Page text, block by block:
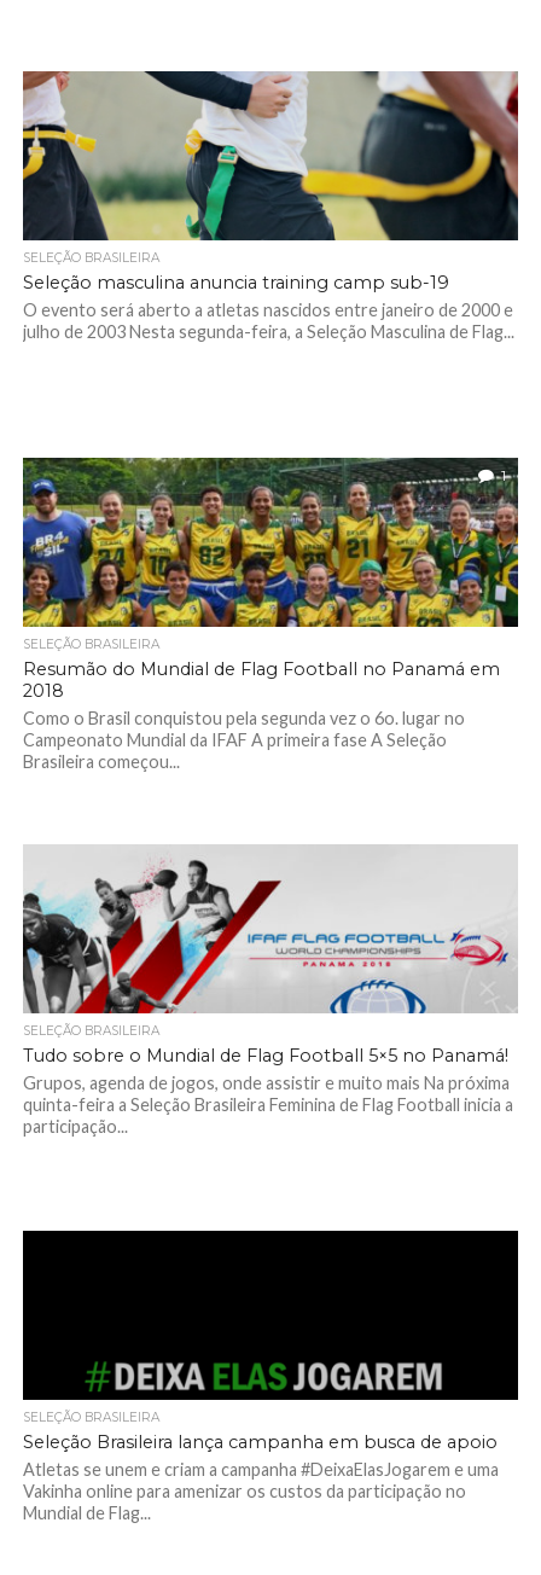
SELEÇÃO BRASILEIRA
Seleção masculina anuncia training camp sub-19
O evento será aberto a atletas nascidos entre janeiro de 2000 e
julho de 2003 Nesta segunda-feira, a Seleção Masculina de Flag...
1
SELEÇÃO BRASILEIRA
Resumão do Mundial de Flag Football no Panamá em
2018
Como o Brasil conquistou pela segunda vez o 6o. lugar no
Campeonato Mundial da IFAF A primeira fase A Seleção
Brasileira começou...
SELEÇÃO BRASILEIRA
Tudo sobre o Mundial de Flag Football 5×5 no Panamá!
Grupos, agenda de jogos, onde assistir e muito mais Na próxima
quinta-feira a Seleção Brasileira Feminina de Flag Football inicia a
participação...
SELEÇÃO BRASILEIRA
Seleção Brasileira lança campanha em busca de apoio
Atletas se unem e criam a campanha #DeixaElasJogarem e uma
Vakinha online para amenizar os custos da participação no
Mundial de Flag...